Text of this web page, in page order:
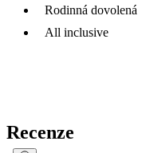
Rodinná dovolená
All inclusive
Recenze